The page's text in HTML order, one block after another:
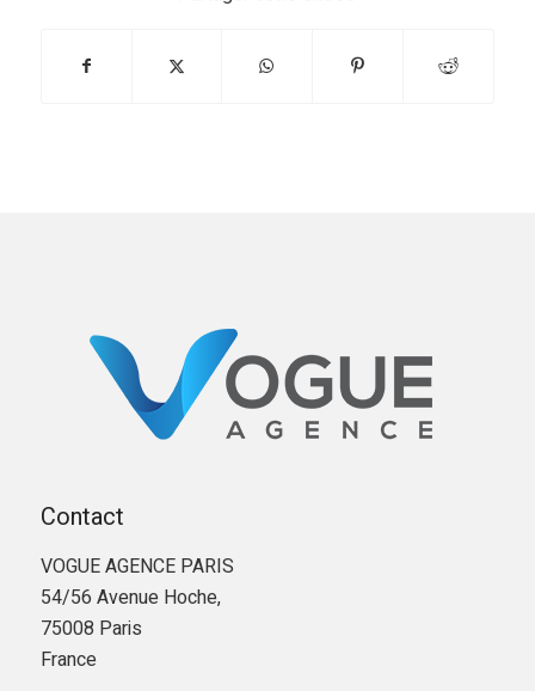
Contact
VOGUE AGENCE PARIS
54/56 Avenue Hoche,
75008 Paris
France